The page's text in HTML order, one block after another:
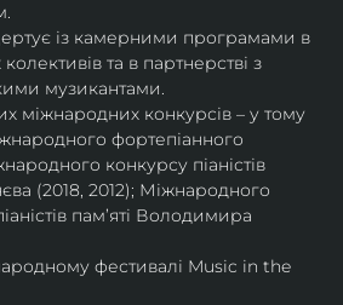
із камерними програмами в
та в партнерстві з
музикантами.
міжнародних конкурсів – у тому
фортепіанного
конкурсу піаністів
(2018, 2012); Міжнародного
пам’яті Володимира
фестивалі Music in the